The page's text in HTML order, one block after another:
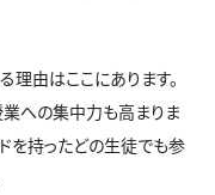
理由はここにあります。
への集中力も高まりま
を持ったどの生徒でも参